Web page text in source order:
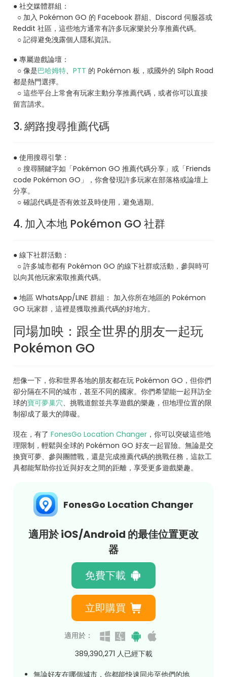
● 社交媒體群組：
○ 加入 Pokémon GO 的 Facebook 群組、Discord 伺服器或
Reddit 社區，這些地方通常有許多玩家樂於分享推薦代碼。
○ 記得避免洩露個人隱私資訊。
● 專屬遊戲論壇：
○ 像是巴哈姆特、PTT 的 Pokémon 板，或國外的 Silph Road
都是熱門選擇。
○ 這些平台上常會有玩家主動分享推薦代碼，或者你可以直接
留言請求。
3. 網路搜尋推薦代碼
● 使用搜尋引擎：
○ 搜尋關鍵字如「Pokémon GO 推薦代碼分享」或「Friends
code Pokémon GO」，你會發現許多玩家在部落格或論壇上
分享。
○ 確認代碼是否有效並及時使用，避免過期。
4. 加入本地 Pokémon GO 社群
● 線下社群活動：
○ 許多城市都有 Pokémon GO 的線下社群或活動，參與時可
以向其他玩家索取推薦代碼。
● 地區 WhatsApp/LINE 群組： 加入你所在地區的 Pokémon
GO 玩家群，這裡是獲取推薦代碼的好地方。
同場加映：跟全世界的朋友一起玩
Pokémon GO
想像一下，你和世界各地的朋友都在玩 Pokémon GO，但你們
卻分隔在不同的城市，甚至不同的國家。你們希望能一起拜訪全
球的寶可夢巢穴、挑戰道館並共享遊戲的樂趣，但地理位置的限
制卻成了最大的障礙。
現在，有了FonesGo Location Changer ，你可以突破這些地
理限制，輕鬆與全球的 Pokémon GO 好友一起冒險。無論是交
換寶可夢、參與團體戰，還是完成推薦代碼的挑戰任務，這款工
具都能幫助你拉近與好友之間的距離，享受更多遊戲樂趣。
FonesGo Location Changer
適用於 iOS/Android 的最佳位置更改
器
免費下載
立即購買
適用於：
389,390,274 人已經下載
無論好友在哪個城市，你都能快速同步至他們的地